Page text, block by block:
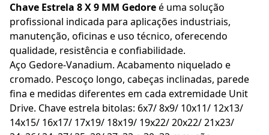
Chave Estrela 8 X 9 MM Gedoreé uma solução
profissional indicada para aplicações industriais,
manutenção, oficinas e uso técnico, oferecendo
qualidade, resistência e confiabilidade.
Aço Gedore-Vanadium. Acabamento niquelado e
cromado. Pescoço longo, cabeças inclinadas, parede
fina e medidas diferentes em cada extremidade Unit
Drive. Chave estrela bitolas: 6x7/ 8x9/ 10x11/ 12x13/
14x15/ 16x17/ 17x19/ 18x19/ 19x22/ 20x22/ 21x23/